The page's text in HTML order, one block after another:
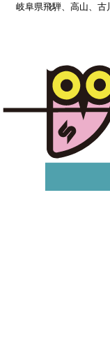
岐阜県飛騨、高山、古